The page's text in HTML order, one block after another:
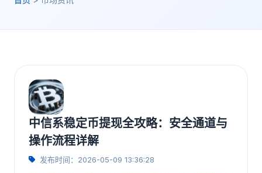
中信系稳定币提现全攻略：安全通道与
操作流程详解
发布时间：2026-05-09 13:36:28